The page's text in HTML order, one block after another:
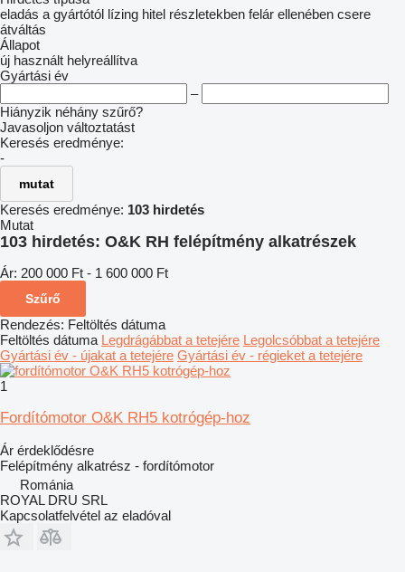
eladás a gyártótól lízing hitel részletekben felár ellenében csere
átváltás
Állapot
új használt helyreállítva
Gyártási év
–
Hiányzik néhány szűrő?
Javasoljon változtatást
Keresés eredménye:
-
mutat
Keresés eredménye: 103 hirdetés
Mutat
103 hirdetés: O&K RH felépítmény alkatrészek
Ár: 200 000 Ft - 1 600 000 Ft
Szűrő
Rendezés: Feltöltés dátuma
Feltöltés dátuma Legdrágábbat a tetejére Legolcsóbbat a tetejére
Gyártási év - újakat a tetejére Gyártási év - régieket a tetejére
1
Fordítómotor O&K RH5 kotrógép-hoz
Ár érdeklődésre
Felépítmény alkatrész - fordítómotor
Románia
ROYAL DRU SRL
Kapcsolatfelvétel az eladóval